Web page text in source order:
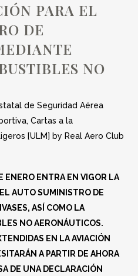
PARA EL
DE
NO
de Seguridad Aérea
,Cartas a la
[ULM] by Real Aero Club
ENERO ENTRA EN VIGOR LA
AUTO SUMINISTRO DE
ASÍ COMO LA
NO AERONÁUTICOS.
EN LA AVIACIÓN
A PARTIR DE AHORA
DE UNA DECLARACIÓN